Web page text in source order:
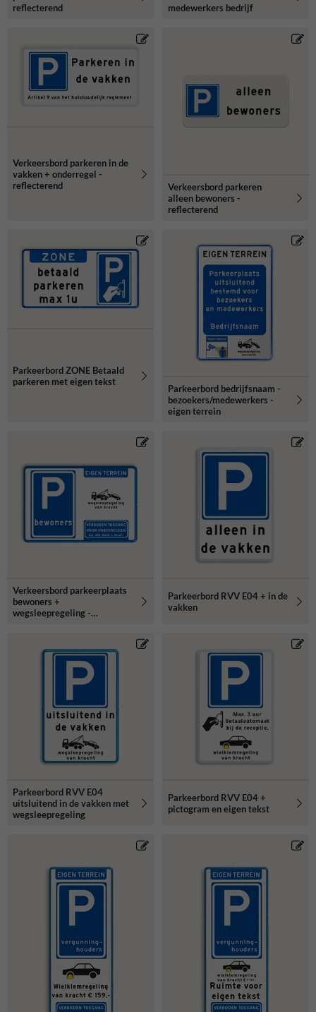
reflecterend
medewerkers bedrijf
Verkeersbord parkeren in de
vakken + onderregel -
reflecterend
Verkeersbord parkeren
alleen bewoners -
reflecterend
Parkeerbord ZONE Betaald
parkeren met eigen tekst
Parkeerbord bedrijfsnaam -
bezoekers/medewerkers -
eigen terrein
Verkeersbord parkeerplaats
bewoners +
wegsleepregeling -
Parkeerbord RVV E04 + in de
vakken
Parkeerbord RVV E04
uitsluitend in de vakken met
wegsleepregeling
Parkeerbord RVV E04 +
pictogram en eigen tekst